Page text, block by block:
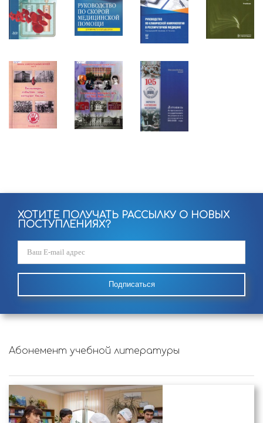
ХОТИТЕ ПОЛУЧАТЬ РАССЫЛКУ О НОВЫХ
ПОСТУПЛЕНИЯХ?
Подписаться
Абонемент учебной литературы